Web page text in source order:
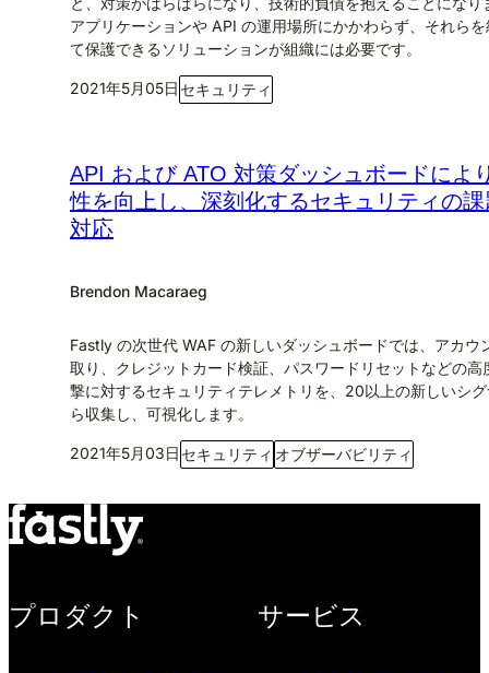
アプリケーションや API の運用場所にかかわらず、それら
て保護できるソリューションが組織には必要です。
2021年5月05日 セキュリティ
API および ATO 対策ダッシュボードによ
性を向上し、深刻化するセキュリティの
対応
Brendon Macaraeg
Fastly の次世代 WAF の新しいダッシュボードでは、アカウ
取り、クレジットカード検証、パスワードリセットなどの高
撃に対するセキュリティテレメトリを、20以上の新しいシ
ら収集し、可視化します。
2021年5月03日 セキュリティ オブザーバビリティ
プロダクト サービス